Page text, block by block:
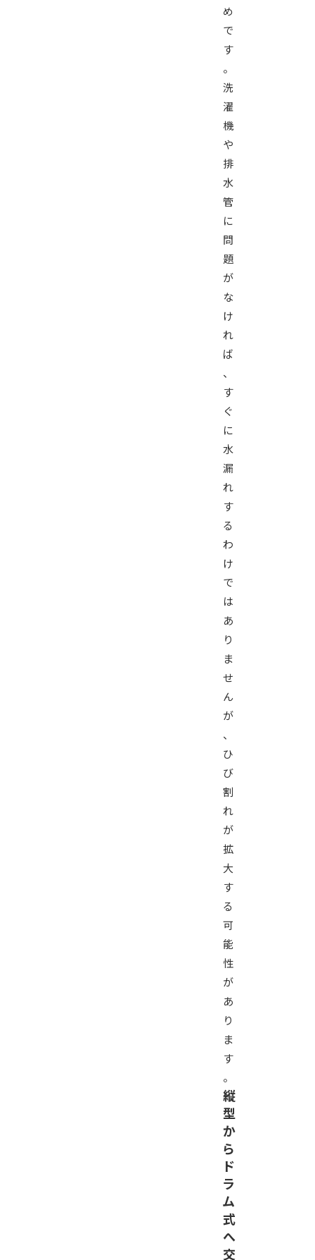
め
で
す
。
洗
濯
機
や
排
水
管
に
問
題
が
な
け
れ
ば
、
す
ぐ
に
水
漏
れ
す
る
わ
け
で
は
あ
り
ま
せ
ん
が
、
ひ
び
割
れ
が
拡
大
す
る
可
能
性
が
あ
り
ま
す
。
縦
型
か
ら
ド
ラ
ム
式
へ
交